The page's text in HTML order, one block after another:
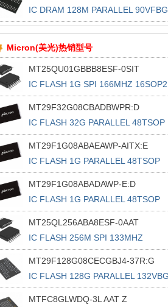
IC DRAM 128M PARALLEL
Micron(美光)热销型号
MT25QU01GBBB8ESF-0SIT
IC FLASH 1G SPI 166MHZ 16SOP2
MT29F32G08CBADBWPR:D
IC FLASH 32G PARALLEL 48TSOP
MT29F1G08ABAEAWP-AITX:E
IC FLASH 1G PARALLEL 48TSOP
MT29F1G08ABADAWP-E:D
IC FLASH 1G PARALLEL 48TSOP
MT25QL256ABA8ESF-0AAT
IC FLASH 256M SPI 133MHZ
16SOP2
MT29F128G08CECGBJ4-37R:G
IC FLASH 128G PARALLEL
MTFC8GLWDQ-3L AAT Z